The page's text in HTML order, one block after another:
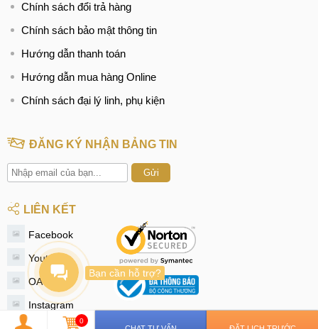
Chính sách đổi trả hàng
Chính sách bảo mật thông tin
Hướng dẫn thanh toán
Hướng dẫn mua hàng Online
Chính sách đại lý linh, phụ kiện
ĐĂNG KÝ NHẬN BẢNG TIN
Gửi
LIÊN KẾT
Facebook
Youtube
OA Zalo
Instagram
0
Bạn cần hỗ trợ?